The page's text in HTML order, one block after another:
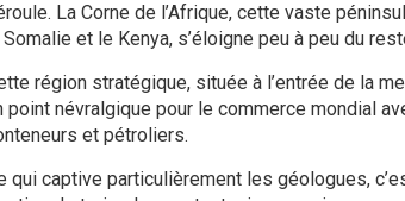
La Corne de l’Afrique, cette vaste
Somalie et le Kenya, s’éloigne peu à peu du
région stratégique, située à l’entrée de la
point névralgique pour le commerce mondial
et pétroliers.
qui captive particulièrement les géologues,